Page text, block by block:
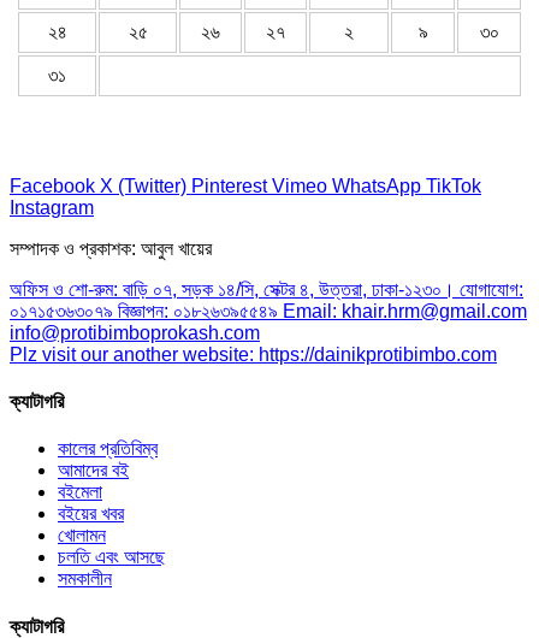
২৪ ২৫ ২৬ ২৭ ২ ৯ ৩০
৩১
Facebook X (Twitter) Pinterest Vimeo WhatsApp TikTok
Instagram
সম্পাদক ও প্রকাশক: আবুল খায়ের
অফিস ও শো-রুম: বাড়ি ০৭, সড়ক ১৪/সি, সেক্টর ৪, উত্তরা, ঢাকা-১২৩০। যোগাযোগ:
০১৭১৫৩৬৩০৭৯ বিজ্ঞাপন: ০১৮২৬৩৯৫৫৪৯ Email: khair.hrm@gmail.com
info@protibimboprokash.com
Plz visit our another website: https://dainikprotibimbo.com
ক্যাটাগরি
কালের প্রতিবিম্ব
আমাদের বই
বইমেলা
বইয়ের খবর
খোলামন
চলতি এবং আসছে
সমকালীন
ক্যাটাগরি